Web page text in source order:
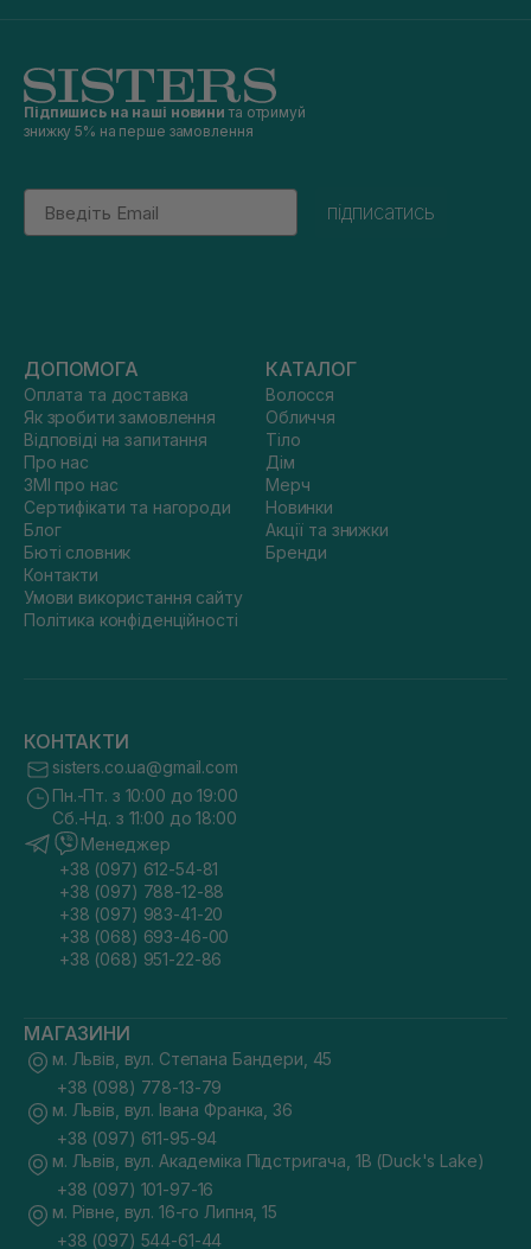
Підпишись на наші новини та отримуй
знижку 5% на перше замовлення
Email
підписатись
ДОПОМОГА
Оплата та доставка
Як зробити замовлення
Відповіді на запитання
Про нас
ЗМІ про нас
Сертифікати та нагороди
Блог
Бюті словник
Контакти
Умови використання сайту
Політика конфіденційності
КАТАЛОГ
Волосся
Обличчя
Тіло
Дім
Мерч
Новинки
Акції та знижки
Бренди
КОНТАКТИ
sisters.co.ua@gmail.com
Пн.-Пт. з 10:00 до 19:00
Сб.-Нд. з 11:00 до 18:00
Менеджер
+38 (097) 612-54-81
+38 (097) 788-12-88
+38 (097) 983-41-20
+38 (068) 693-46-00
+38 (068) 951-22-86
МАГАЗИНИ
м. Львів, вул. Степана Бандери, 45
+38 (098) 778-13-79
м. Львів, вул. Івана Франка, 36
+38 (097) 611-95-94
м. Львів, вул. Академіка Підстригача, 1В (Duck's Lake)
+38 (097) 101-97-16
м. Рівне, вул. 16-го Липня, 15
+38 (097) 544-61-44